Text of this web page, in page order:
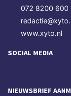
072 8200 600
www.xyto.nl
SOCIAL MEDIA
NIEUWSBRIEF